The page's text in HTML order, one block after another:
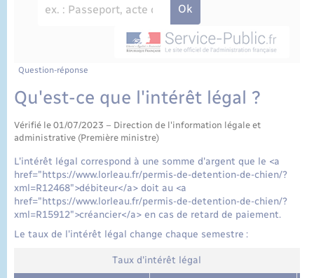
État civil
Cimetière communal
Question-réponse
Qu'est-ce que l'intérêt légal ?
Vérifié le 01/07/2023 – Direction de l'information légale et
administrative (Première ministre)
L'intérêt légal correspond à une somme d'argent que le <a
href="https://www.lorleau.fr/permis-de-detention-de-chien/?
xml=R12468">débiteur</a> doit au <a
href="https://www.lorleau.fr/permis-de-detention-de-chien/?
xml=R15912">créancier</a> en cas de retard de paiement.
Le taux de l'intérêt légal change chaque semestre :
Taux d'intérêt légal